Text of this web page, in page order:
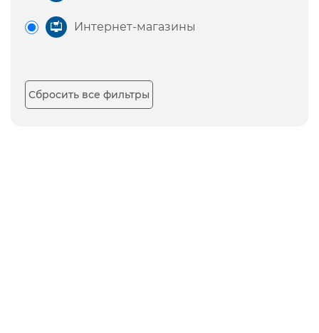
Интернет-магазины
Сбросить все фильтры